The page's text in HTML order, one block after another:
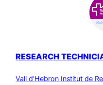
RESEARCH
Vall d’Hebron Institut de